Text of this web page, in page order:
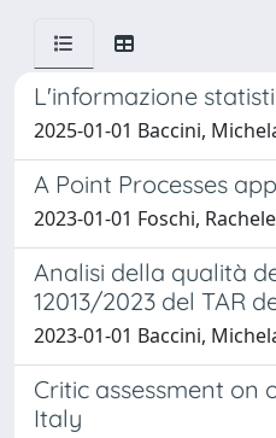
L'informazione
2025-01-01 Baccini,
A Point Processes
2023-01-01 Foschi, Rachele
Analisi della qualità
12013/2023 del TAR
2023-01-01 Baccini,
Critic assessment on
Italy